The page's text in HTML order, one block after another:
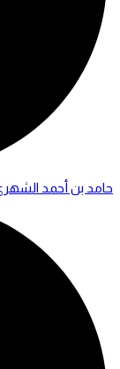
حامد بن أحمد الشهري